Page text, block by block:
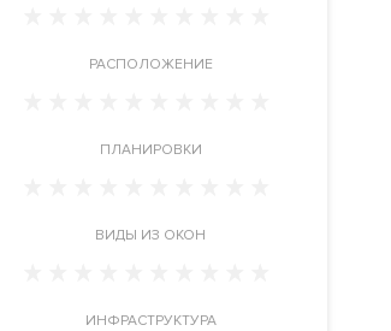
РАСПОЛОЖЕНИЕ
ПЛАНИРОВКИ
ВИДЫ ИЗ ОКОН
ИНФРАСТРУКТУРА